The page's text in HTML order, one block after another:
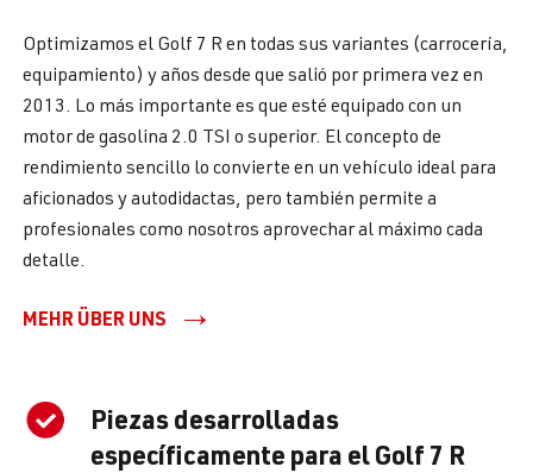
Optimizamos el Golf 7 R en todas sus variantes (carrocería,
equipamiento) y años desde que salió por primera vez en
2013. Lo más importante es que esté equipado con un
motor de gasolina 2.0 TSI o superior. El concepto de
rendimiento sencillo lo convierte en un vehículo ideal para
aficionados y autodidactas, pero también permite a
profesionales como nosotros aprovechar al máximo cada
detalle.
MEHR ÜBER UNS
Piezas desarrolladas
específicamente para el Golf 7 R